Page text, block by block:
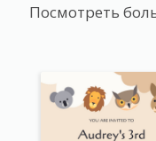
Посмотреть